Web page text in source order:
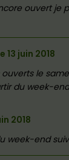
ouvert je
13 juin 2018
le
du week-
2018
week-end